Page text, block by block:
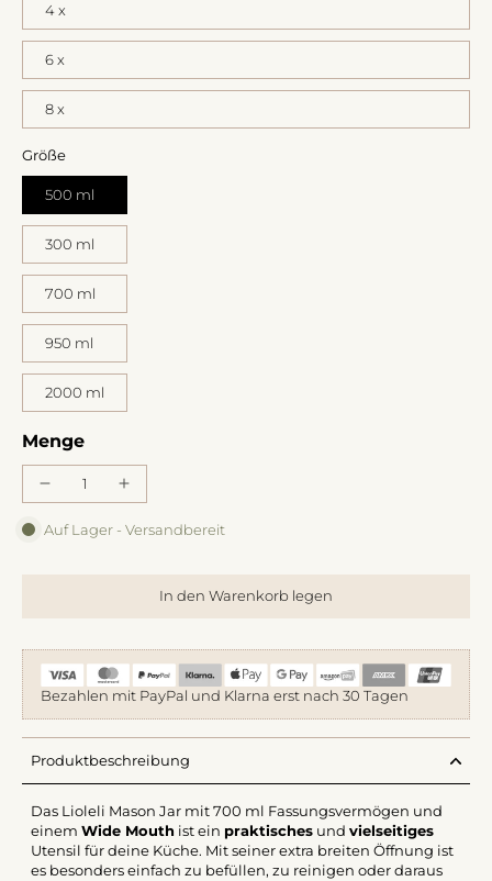
4 x
6 x
8 x
Größe
500 ml
300 ml
700 ml
950 ml
2000 ml
Menge
Auf Lager - Versandbereit
In den Warenkorb legen
Bezahlen mit PayPal und Klarna erst nach 30 Tagen
Produktbeschreibung
Das Lioleli Mason Jar mit 700 ml Fassungsvermögen und
einem Wide Mouth ist ein praktisches und vielseitiges
Utensil für deine Küche. Mit seiner extra breiten Öffnung ist
es besonders einfach zu befüllen, zu reinigen oder daraus